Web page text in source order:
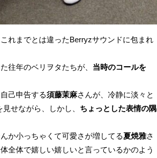
れまでとは違ったBerryzサウンドに包まれ
往年のベリヲタたちが、 当時のコールを
己申告する須藤茉麻さんが、冷静に淡々と
せながら、しかし、 ちょっとした表情の隅
か小っちゃくて可愛さが増してる夏焼雅さ
全体で嬉しい嬉しいと言っているかのよう